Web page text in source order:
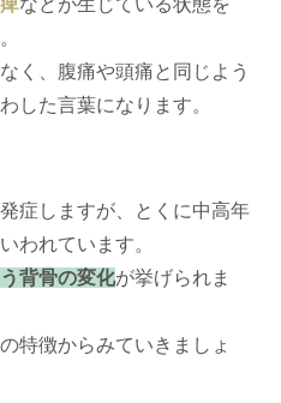
などが生じている状態を
く、腹痛や頭痛と同じよう
した言葉になります。
症しますが、とくに中高年
われています。
背骨の変化が挙げられま
特徴からみていきましょ